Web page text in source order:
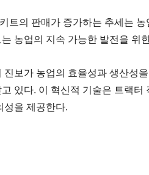
트의 판매가 증가하는 추세는
농업의 지속 가능한 발전을 위
진보가 농업의 효율성과 생산성
있다. 이 혁신적 기술은 트랙
성을 제공한다.